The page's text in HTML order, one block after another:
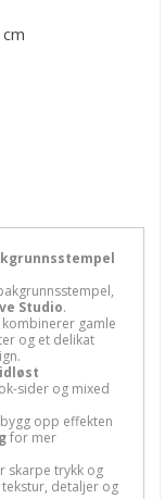
Studio.
kombinerer gamle
og et delikat
sider og mixed
opp effekten
for mer
skarpe trykk og
detaljer og